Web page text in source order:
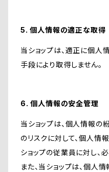
5. 個人情報の適正な取得
当ショップは、適正に個人
手段により取得しません。
6. 個人情報の安全管理
当ショップは、個人情報の
のリスクに対して、個人情
ショップの従業員に対し、
また、当ショップは、個人